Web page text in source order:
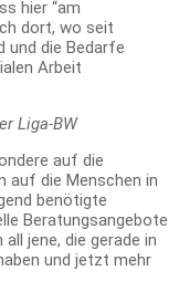
hier “am
dort, wo seit
und die Bedarfe
Arbeit
Liga-BW
auf die
auf die Menschen in
benötigte
Beratungsangebote
jene, die gerade in
und jetzt mehr